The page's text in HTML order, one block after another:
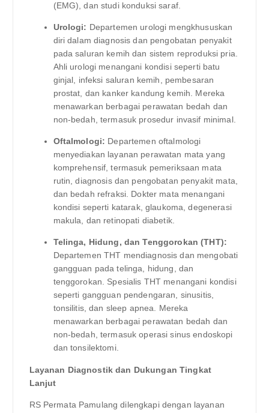
(EMG), dan studi konduksi saraf.
Urologi: Departemen urologi mengkhususkan
diri dalam diagnosis dan pengobatan penyakit
pada saluran kemih dan sistem reproduksi pria.
Ahli urologi menangani kondisi seperti batu
ginjal, infeksi saluran kemih, pembesaran
prostat, dan kanker kandung kemih. Mereka
menawarkan berbagai perawatan bedah dan
non-bedah, termasuk prosedur invasif minimal.
Oftalmologi: Departemen oftalmologi
menyediakan layanan perawatan mata yang
komprehensif, termasuk pemeriksaan mata
rutin, diagnosis dan pengobatan penyakit mata,
dan bedah refraksi. Dokter mata menangani
kondisi seperti katarak, glaukoma, degenerasi
makula, dan retinopati diabetik.
Telinga, Hidung, dan Tenggorokan (THT):
Departemen THT mendiagnosis dan mengobati
gangguan pada telinga, hidung, dan
tenggorokan. Spesialis THT menangani kondisi
seperti gangguan pendengaran, sinusitis,
tonsilitis, dan sleep apnea. Mereka
menawarkan berbagai perawatan bedah dan
non-bedah, termasuk operasi sinus endoskopi
dan tonsilektomi.
Layanan Diagnostik dan Dukungan Tingkat
Lanjut
RS Permata Pamulang dilengkapi dengan layanan